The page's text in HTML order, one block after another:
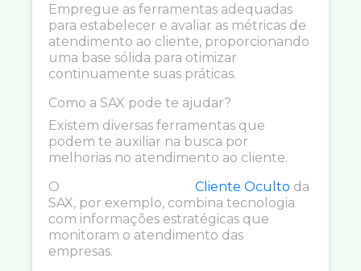
Empregue as ferramentas adequadas
para estabelecer e avaliar as métricas de
atendimento ao cliente, proporcionando
uma base sólida para otimizar
continuamente suas práticas.
Como a SAX pode te ajudar?
Existem diversas ferramentas que
podem te auxiliar na busca por
melhorias no atendimento ao cliente.
O
Cliente Oculto da
SAX, por exemplo, combina tecnologia
com informações estratégicas que
monitoram o atendimento das
empresas.